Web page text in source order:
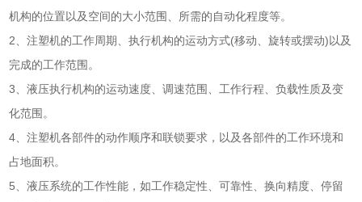
机构的位置以及空间的大小范围、所需的自动化程度等。
2、注塑机的工作周期、执行机构的运动方式(移动、旋转或摆动)以及
完成的工作范围。
3、液压执行机构的运动速度、调速范围、工作行程、负载性质及变
化范围。
4、注塑机各部件的动作顺序和联锁要求，以及各部件的工作环境和
占地面积。
5、液压系统的工作性能，如工作稳定性、可靠性、换向精度、停留